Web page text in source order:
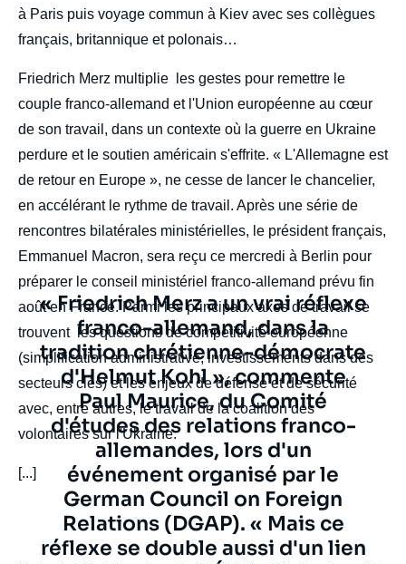
à Paris puis voyage commun à Kiev avec ses collègues
français, britannique et polonais…
Friedrich Merz multiplie les gestes pour remettre le
couple franco-allemand et l'Union européenne au cœur
de son travail, dans un contexte où la guerre en Ukraine
perdure et le soutien américain s'effrite. « L'Allemagne est
de retour en Europe », ne cesse de lancer le chancelier,
en accélérant le rythme de travail. Après une série de
rencontres bilatérales ministérielles, le président français,
Emmanuel Macron, sera reçu ce mercredi à Berlin pour
préparer le conseil ministériel franco-allemand prévu fin
août en France. Parmi les principaux axes de travail se
trouvent les questions de compétitivité européenne
(simplification administrative, investissements dans des
secteurs clés) et les enjeux de défense et de sécurité
avec, entre autres, le travail de la coalition des
volontaires sur l'Ukraine.
[...]
Texte
citation
« Friedrich Merz a un vrai réflexe
franco-allemand, dans la
tradition chrétienne-démocrate
d'Helmut Kohl », commente
Paul Maurice, du Comité
d'études des relations franco-
allemandes, lors d'un
événement organisé par le
German Council on Foreign
Relations (DGAP). « Mais ce
réflexe se double aussi d'un lien